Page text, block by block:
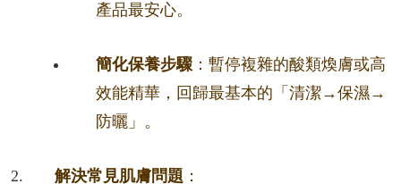
產品最安心。
簡化保養步驟 ：暫停複雜的酸類煥膚或高
效能精華，回歸最基本的「清潔→保濕→
防曬」。
解決常見肌膚問題 ：